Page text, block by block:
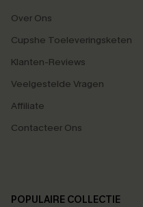
Over Ons
Cupshe Toeleveringsketen
Klanten-Reviews
Veelgestelde Vragen
Affiliate
Contacteer Ons
POPULAIRE COLLECTIE